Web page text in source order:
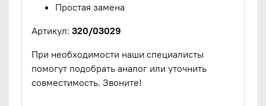
Простая замена
Артикул: 320/03029
При необходимости наши специалисты
помогут подобрать аналог или уточнить
совместимость. Звоните!